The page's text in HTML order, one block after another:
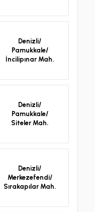
Denizli/
Pamukkale/
İncilipınar Mah.
Denizli/
Pamukkale/
Siteler Mah.
Denizli/
Merkezefendi/
Sırakapılar Mah.